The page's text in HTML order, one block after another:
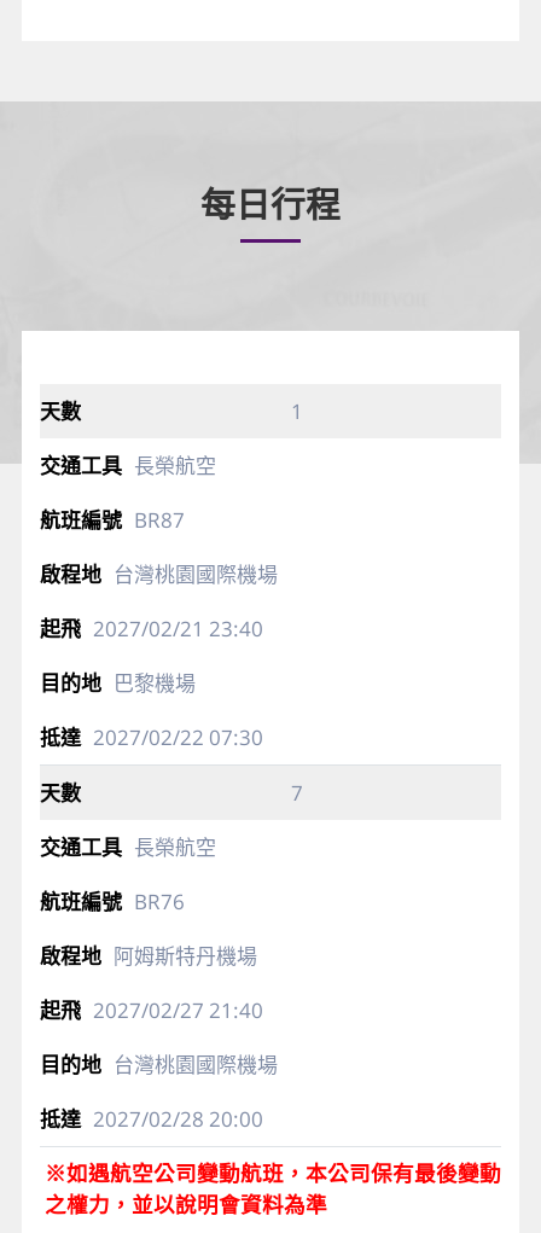
每日行程
1
長榮航空
BR87
台灣桃園國際機場
2027/02/21 23:40
巴黎機場
2027/02/22 07:30
7
長榮航空
BR76
阿姆斯特丹機場
2027/02/27 21:40
台灣桃園國際機場
2027/02/28 20:00
※如遇航空公司變動航班，本公司保有最後變動
之權力，並以說明會資料為準